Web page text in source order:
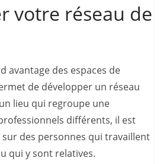
votre réseau de
avantage des espaces de
de développer un réseau
lieu qui regroupe une
différents, il est
des personnes qui travaillent
qui y sont relatives.